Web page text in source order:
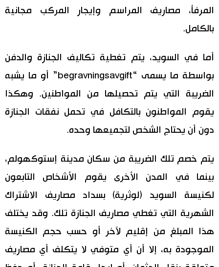
المرفأ، مصاريف المراسم وإيجار المركب مجانية
بالكامل.
أما في السويد، يتم تغطية تكاليف الجنازة والدفن
بواسطة ما يسمى “begravningsavgift” أو ما يشبه
الضريبة التي يتم تحصيلها من المواطنين. وهكذا
يقوم المواطنون بالتكافل في تحمل نفقات الجنازة
دون أن يحتاج الشخص لتجميعها وحده.
يتم خصم تلك الضريبة من سكان مدينة إستوكهولم،
بينما في المدن الأخرى يقوم الأشخاص التابعون
لكنيسة السويد (لوثرية) بسداد مصاريف الاشتراك
الشهرية التي تغطي مصاريف الجنازة تلك. وقد يختلف
هذا المبلغ من إقليم لآخر أو حسب حجم الكنيسة
الموجودة به، إلا أن أي متوفي لا يتكلف أي مصاريف